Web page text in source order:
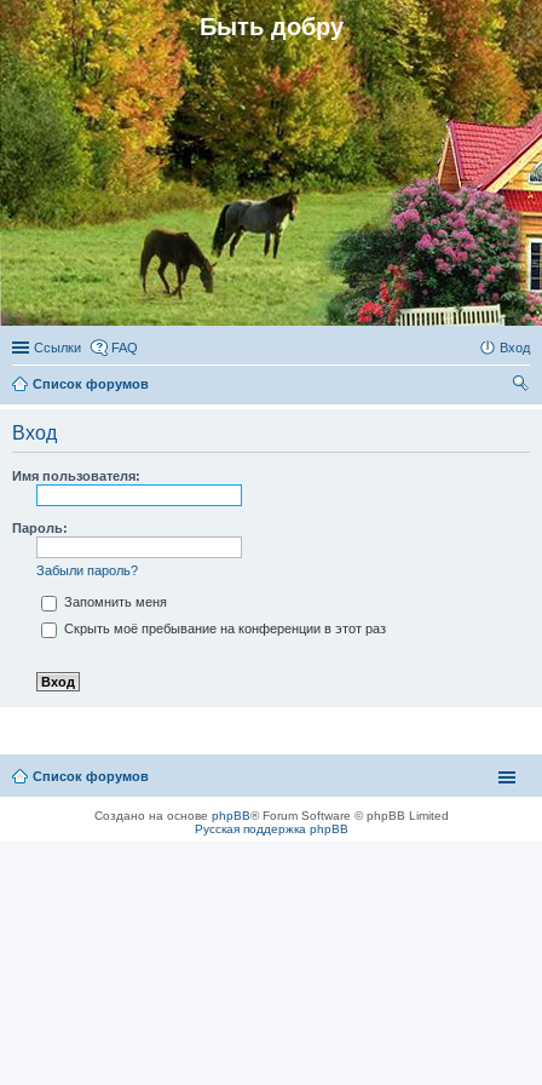
Быть добру
Ссылки FAQ Вход
Список форумов
Вход
Имя пользователя:
Пароль:
Забыли пароль?
Запомнить меня
Скрыть моё пребывание на конференции в этот раз
Список форумов
Создано на основе phpBB® Forum Software © phpBB Limited
Русская поддержка phpBB